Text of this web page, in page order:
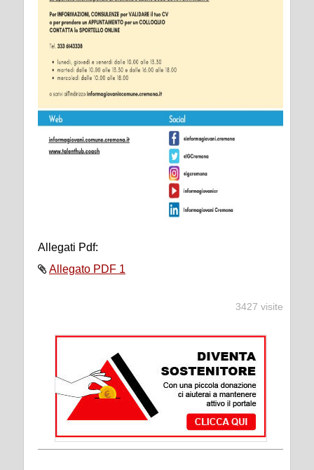
Allegati Pdf:
Allegato PDF 1
3427 visite